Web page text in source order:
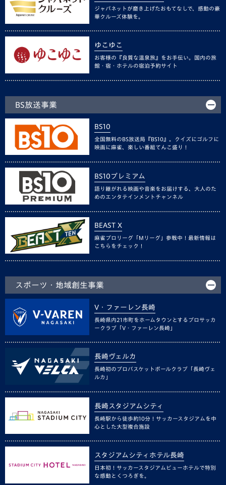
ジャパネットが磨き上げたおもてなしで、感動の豪
華クルーズ体験を。
ゆこゆこ
お客様の『良質な温泉旅』をお手伝い。国内の旅
館・宿・ホテルの宿泊予約サイト
BS放送事業
BS10
全国無料のBS放送局『BS10』。クイズにゴルフに
映画に麻雀、楽しい番組てんこ盛り！
BS10プレミアム
語り継がれる映画や音楽をお届けする、大人のた
めのエンタテインメントチャンネル
BEAST X
麻雀プロリーグ「Mリーグ」参戦中！最新情報は
こちらをチェック！
スポーツ・地域創生事業
V・ファーレン長崎
長崎県内21市町をホームタウンとするプロサッカ
ークラブ「V・ファーレン長崎」
長崎ヴェルカ
長崎初のプロバスケットボールクラブ「長崎ヴェ
ルカ」
長崎スタジアムシティ
長崎駅から徒歩約10分！サッカースタジアムを中
心とした大型複合施設
スタジアムシティホテル長崎
日本初！サッカースタジアムビューホテルで特別
な感動とくつろぎを。